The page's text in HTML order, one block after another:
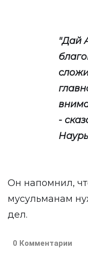
"Дай
-
Он напомнил,
мусульманам
дел.
0 Комментарии